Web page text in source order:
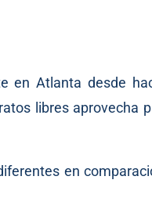
en Atlanta desde
libres aprovecha
en